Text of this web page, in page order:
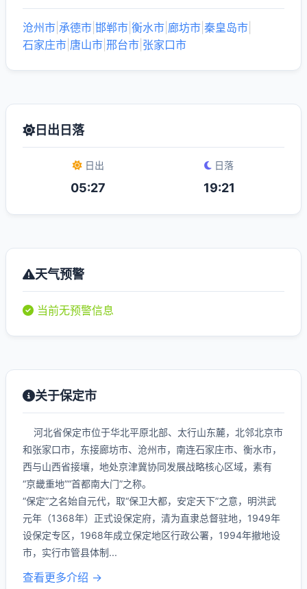
沧州市 承德市 邯郸市 衡水市 廊坊市 秦皇岛市
石家庄市 唐山市 邢台市 张家口市
日出日落
日出
05:27
日落
19:21
天气预警
当前无预警信息
关于保定市
河北省保定市位于华北平原北部、太行山东麓，北邻北京市
和张家口市，东接廊坊市、沧州市，南连石家庄市、衡水市，
西与山西省接壤，地处京津冀协同发展战略核心区域，素有
“京畿重地”“首都南大门”之称。
“保定”之名始自元代，取“保卫大都，安定天下”之意，明洪武
元年（1368年）正式设保定府，清为直隶总督驻地，1949年
设保定专区，1968年成立保定地区行政公署，1994年撤地设
市，实行市管县体制...
查看更多介绍 →